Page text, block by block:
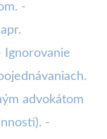
-
Ignorovanie
advokátom
-